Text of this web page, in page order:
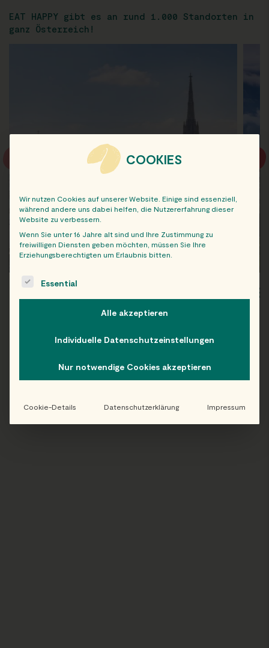
EAT HAPPY gibt es an rund 1.000 Standorten in
ganz Österreich!
Folge uns auf Instagram!
COOKIES
Wir nutzen Cookies auf unserer Website. Einige sind essenziell,
während andere uns dabei helfen, die Nutzererfahrung dieser
Website zu verbessern.
Wenn Sie unter 16 Jahre alt sind und Ihre Zustimmung zu
freiwilligen Diensten geben möchten, müssen Sie Ihre
Erziehungsberechtigten um Erlaubnis bitten.
The following is a list of service groups for which consent
Essential
Alle akzeptieren
Individuelle Datenschutzeinstellungen
Nur notwendige Cookies akzeptieren
Cookie-Details Datenschutzerklärung Impressum